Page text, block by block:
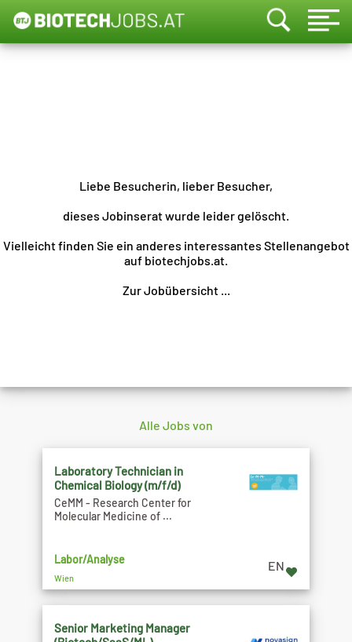
Liebe Besucherin, lieber Besucher,
dieses Jobinserat wurde leider gelöscht.
Vielleicht finden Sie ein anderes interessantes Stellenangebot
auf biotechjobs.at.
Zur Jobübersicht ...
Alle Jobs von
Laboratory Technician in
Chemical Biology (m/f/d)
CeMM - Research Center for
Molecular Medicine of ...
Labor/Analyse
Wien
EN
Senior Marketing Manager